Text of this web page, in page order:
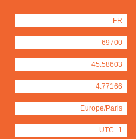
FR
69700
45.58603
4.77166
Europe/Paris
UTC+1